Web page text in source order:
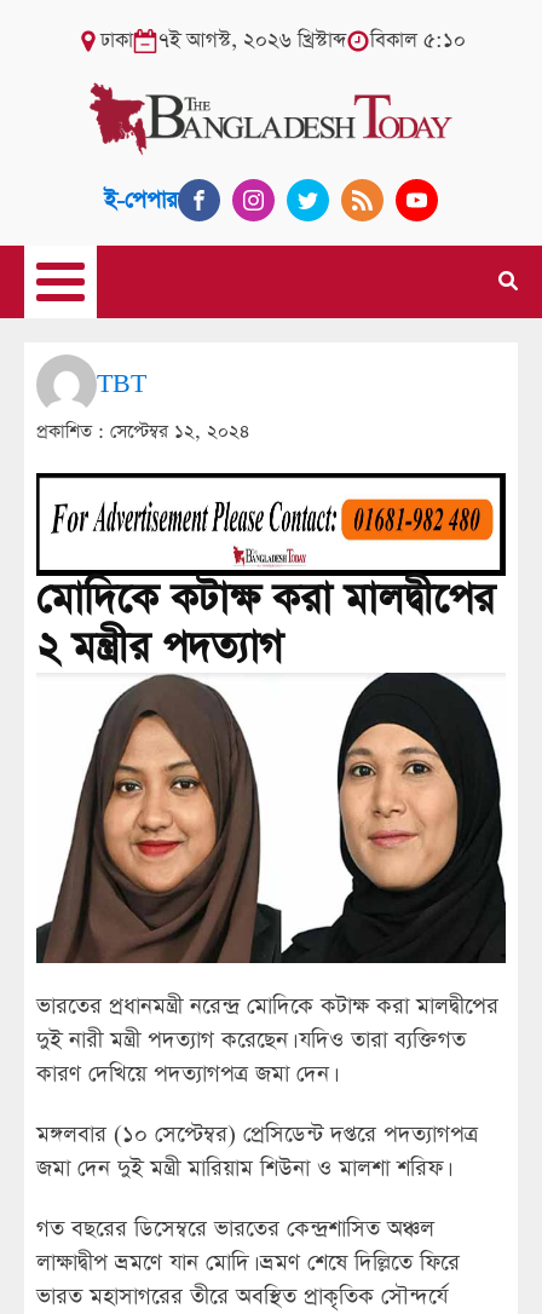
ঢাকা ৭ই আগস্ট, ২০২৬ খ্রিস্টাব্দ বিকাল ৫:১০
ই-পেপার
TBT
প্রকাশিত : সেপ্টেম্বর ১২, ২০২৪
মোদিকে কটাক্ষ করা মালদ্বীপের
২ মন্ত্রীর পদত্যাগ
ভারতের প্রধানমন্ত্রী নরেন্দ্র মোদিকে কটাক্ষ করা মালদ্বীপের
দুই নারী মন্ত্রী পদত্যাগ করেছেন। যদিও তারা ব্যক্তিগত
কারণ দেখিয়ে পদত্যাগপত্র জমা দেন।
মঙ্গলবার (১০ সেপ্টেম্বর) প্রেসিডেন্ট দপ্তরে পদত্যাগপত্র
জমা দেন দুই মন্ত্রী মারিয়াম শিউনা ও মালশা শরিফ।
গত বছরের ডিসেম্বরে ভারতের কেন্দ্রশাসিত অঞ্চল
লাক্ষাদ্বীপ ভ্রমণে যান মোদি। ভ্রমণ শেষে দিল্লিতে ফিরে
ভারত মহাসাগরের তীরে অবস্থিত প্রাকৃতিক সৌন্দর্যে